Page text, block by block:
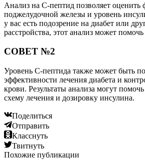
Анализ на С-пептид позволяет
поджелудочной железы и уровень
у вас есть подозрение на диабет или
расстройства, этот анализ может
СОВЕТ №2
Уровень С-пептида также может быть
эффективности лечения диабета и
крови. Результаты анализа могут
схему лечения и дозировку инсулина.
Поделиться
Отправить
Класснуть
Твитнуть
Похожие публикации